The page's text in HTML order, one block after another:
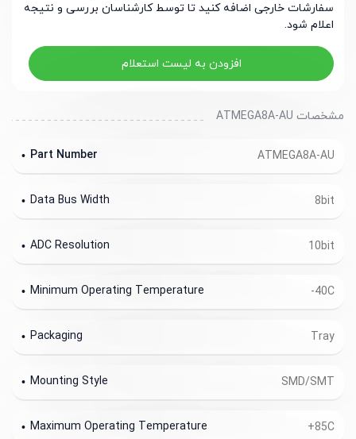
سفارشات خارجی اضافه کنید تا توسط کارشناسان بررسی و نتیجه
اعلام شود.
افزودن به لیست استعلام
مشخصات ATMEGA8A-AU
ATMEGA8A-AU
Part Number
8bit
Data Bus Width
10bit
ADC Resolution
-40C
Minimum Operating Temperature
Tray
Packaging
SMD/SMT
Mounting Style
+85C
Maximum Operating Temperature